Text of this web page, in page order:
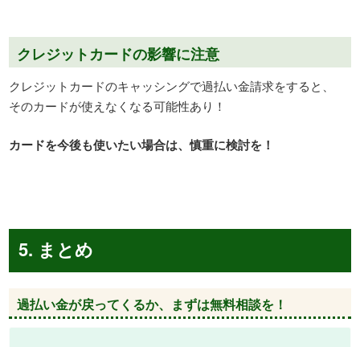
クレジットカードの影響に注意
クレジットカードのキャッシングで過払い金請求をすると、
そのカードが使えなくなる可能性あり！
カードを今後も使いたい場合は、慎重に検討を！
5. まとめ
過払い金が戻ってくるか、まずは無料相談を！